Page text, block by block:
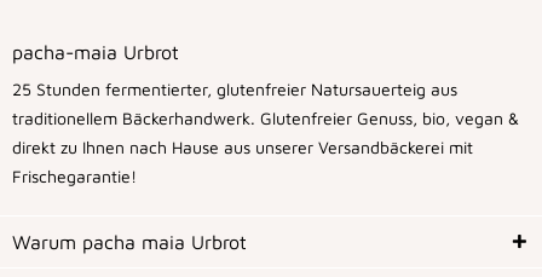
pacha-maia Urbrot
25 Stunden fermentierter, glutenfreier Natursauerteig aus
traditionellem Bäckerhandwerk. Glutenfreier Genuss, bio, vegan &
direkt zu Ihnen nach Hause aus unserer Versandbäckerei mit
Frischegarantie!
Warum pacha maia Urbrot